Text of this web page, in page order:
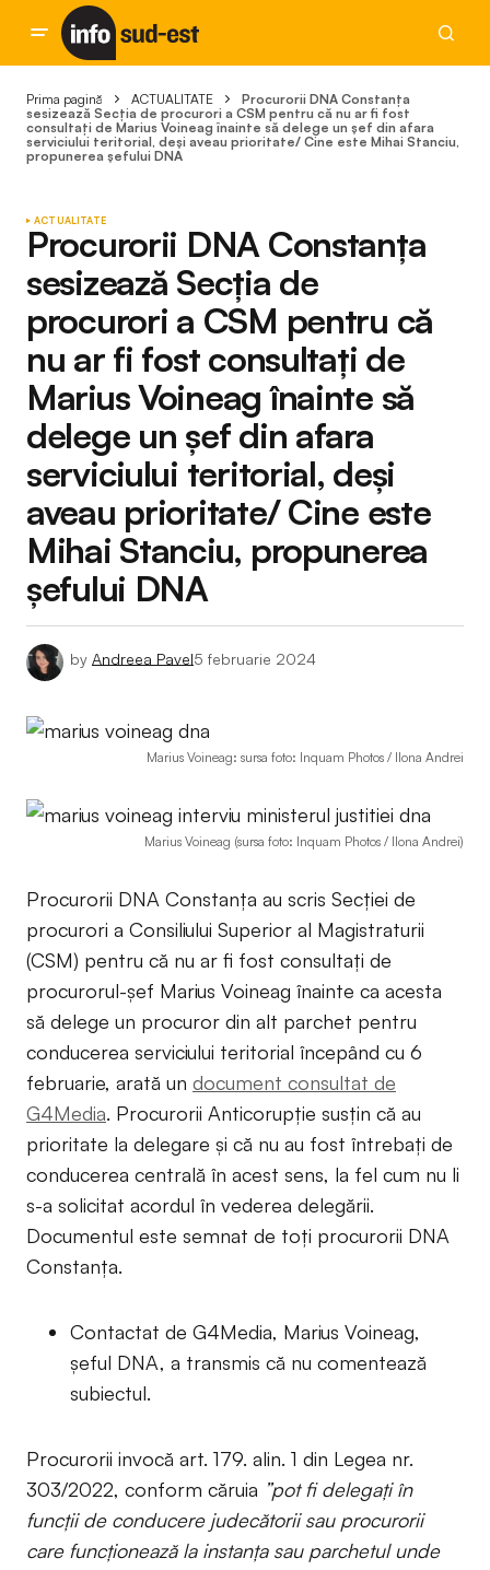
Prima pagină ACTUALITATE
Procurorii DNA Constanța
sesizează Secția de procurori a CSM pentru că nu ar fi fost
consultați de Marius Voineag înainte să delege un șef din afara
serviciului teritorial, deși aveau prioritate/ Cine este Mihai Stanciu,
propunerea șefului DNA
ACTUALITATE
Procurorii DNA Constanța
sesizează Secția de
procurori a CSM pentru că
nu ar fi fost consultați de
Marius Voineag înainte să
delege un șef din afara
serviciului teritorial, deși
aveau prioritate/ Cine este
Mihai Stanciu, propunerea
șefului DNA
by Andreea Pavel5 februarie 2024
Marius Voineag: sursa foto: Inquam Photos / Ilona Andrei
Marius Voineag (sursa foto: Inquam Photos / Ilona Andrei)
Procurorii DNA Constanța au scris Secției de
procurori a Consiliului Superior al Magistraturii
(CSM) pentru că nu ar fi fost consultați de
procurorul-șef Marius Voineag înainte ca acesta
să delege un procuror din alt parchet pentru
conducerea serviciului teritorial începând cu 6
februarie, arată un document consultat de
G4Media. Procurorii Anticorupție susțin că au
prioritate la delegare și că nu au fost întrebați de
conducerea centrală în acest sens, la fel cum nu li
s-a solicitat acordul în vederea delegării.
Documentul este semnat de toți procurorii DNA
Constanța.
Contactat de G4Media, Marius Voineag,
șeful DNA, a transmis că nu comentează
subiectul.
Procurorii invocă art. 179. alin. 1 din Legea nr.
303/2022, conform căruia ”pot fi delegaţi în
funcţii de conducere judecătorii sau procurorii
care funcţionează la instanţa sau parchetul unde